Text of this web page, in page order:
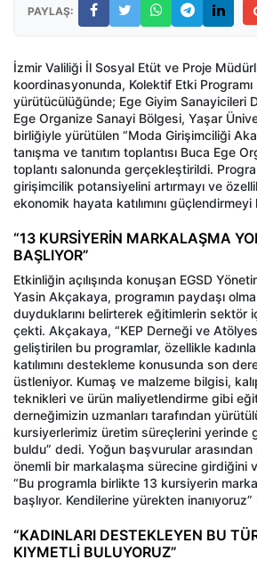
PAYLAŞ:
İzmir Valiliği İl Sosyal Etüt ve Proje
koordinasyonunda, Kolektif Etki Programı
yürütücülüğünde; Ege Giyim Sanayicileri
Ege Organize Sanayi Bölgesi, Yaşar
birliğiyle yürütülen “Moda Girişimciliği
tanışma ve tanıtım toplantısı Buca Ege
toplantı salonunda gerçekleştirildi.
girişimcilik potansiyelini artırmayı ve
ekonomik hayata katılımını
“13 KURSİYERİN MARKALAŞMA
BAŞLIYOR”
Etkinliğin açılışında konuşan EGSD
Yasin Akçakaya, programın paydaşı
duyduklarını belirterek eğitimlerin sektör
çekti. Akçakaya, “KEP Derneği ve
geliştirilen bu programlar, özellikle
katılımını destekleme konusunda son
üstleniyor. Kumaş ve malzeme bilgisi,
teknikleri ve ürün maliyetlendirme gibi
derneğimizin uzmanları tarafından
kursiyerlerimiz üretim süreçlerini yerinde
buldu” dedi. Yoğun başvurular
önemli bir markalaşma sürecine girdiğini
“Bu programla birlikte 13 kursiyerin
başlıyor. Kendilerine yürekten
“KADINLARI DESTEKLEYEN BU
KIYMETLİ BULUYORUZ”